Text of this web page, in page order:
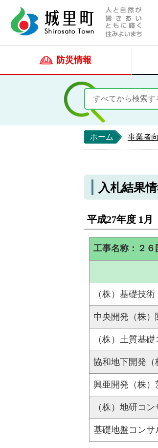
人
防災情報
ホーム 事業者
入札結果
平成27年度 1月
工事名称：２
（株）基礎技
中央開発（株
（株）土質基
協和地下開発
興亜開発（株）
（株）地研コ
基礎地盤コン